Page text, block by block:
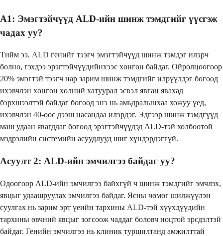
А1: Эмэгтэйчүүд ALD-ийн шинж тэмдгийг үүсгэж
чадах уу?
Тийм ээ, ALD генийг тээгч эмэгтэйчүүд шинж тэмдэг илэрч
болно, гэхдээ эрэгтэйчүүдийнхээс хөнгөн байдаг. Ойролцоогоор
20% эмэгтэй тээгч нар зарим шинж тэмдгийг илрүүлдэг бөгөөд
ихэвчлэн хөнгөн хөлний хатуурал эсвэл явган явахад
бэрхшээлтэй байдаг бөгөөд энэ нь амьдралынхаа хожуу үед,
ихэвчлэн 40-өөс дээш насандаа илэрдэг. Эдгээр шинж тэмдгүүд
маш удаан явагддаг бөгөөд эрэгтэйчүүдэд ALD-тэй холбоотой
мэдрэлийн системийн асуудлууд шиг хүндэрдэггүй.
Асуулт 2: ALD-ийн эмчилгээ байдаг уу?
Одоогоор ALD-ийн эмчилгээ байхгүй ч шинж тэмдгийг эмчлэх,
явцыг удаашруулах эмчилгээ байдаг. Ясны чөмөг шилжүүлэн
суулгах нь зарим эрт үеийн тархины ALD-тэй хүүхдүүдийн
тархины өвчний явцыг зогсоож чаддаг боловч ноцтой эрсдэлтэй
байдаг. Генийн эмчилгээ нь клиник туршилтанд амжилттай